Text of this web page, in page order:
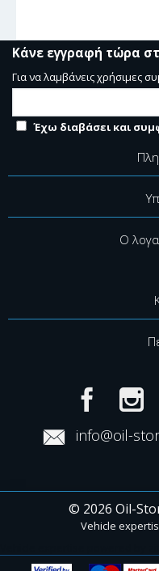
Κάνε εγγραφή τώρα
Για να λαμβάνεις χρήσιμες
Έχω διαβάσει και
Ο
info@oil-
© 2026 Oil-
Vehicle